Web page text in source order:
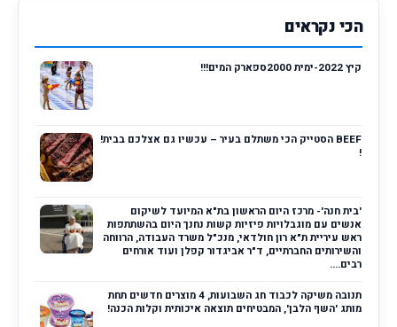
הכי נקראים
קיץ 2022-ימית 2000ספארק המים!!!
BEEF הסטייק הכי משתלם בעיר – עכשיו גם אצלכם בבית!
!
'בית חנה'- מרכז היום הראשון בת"א המיועד לשיקום
אנשים עם מוגבלויות פיזיות קשות נחנך היום בהשתתפות
ראש עיריית ת"א רון חולדאי, מנכ"ל משרד העבודה, הרווחה
והשירותים החברתיים, ד"ר אביגדור קפלן ועוד אורחים
רבים....
תנובה משיקה לכבוד חג השבועות, 4 מוצרים חדשים תחת
מותג 'השף הלבן', המבטיחים תוצאה איכותית וקלות הכנה!